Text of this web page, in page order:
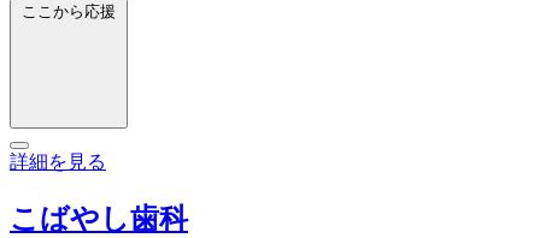
ここから応援
詳細を見る
こばやし歯科